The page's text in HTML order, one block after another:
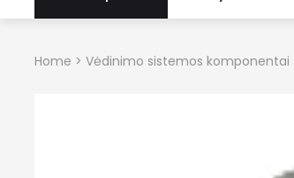
Home > Vėdinimo sistemos komponentai